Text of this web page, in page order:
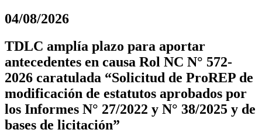
04/08/2026
TDLC amplía plazo para aportar
antecedentes en causa Rol NC N° 572-
2026 caratulada “Solicitud de ProREP de
modificación de estatutos aprobados por
los Informes N° 27/2022 y N° 38/2025 y de
bases de licitación”